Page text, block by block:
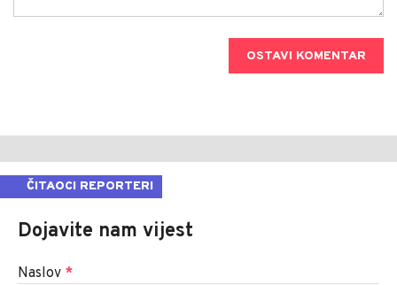
OSTAVI KOMENTAR
ČITAOCI REPORTERI
Dojavite nam vijest
Naslov *